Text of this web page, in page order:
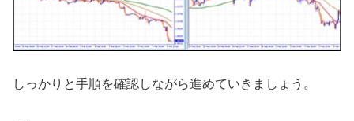
しっかりと手順を確認しながら進めていきましょう。